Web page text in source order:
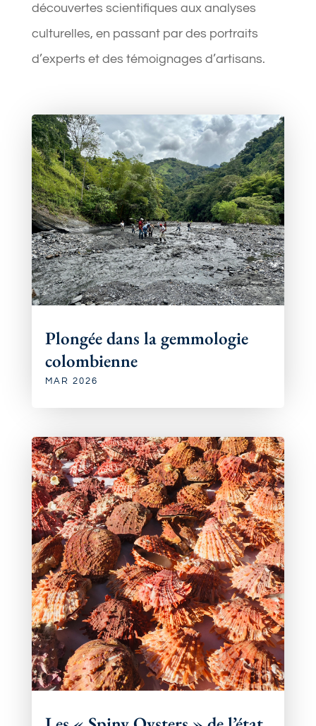
découvertes scientifiques aux analyses
culturelles, en passant par des portraits
d’experts et des témoignages d’artisans.
Plongée dans la gemmologie
colombienne
MAR 2026